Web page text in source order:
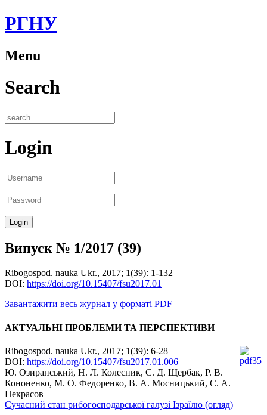
РГНУ
Menu
Search
Login
Випуск № 1/2017 (39)
Ribogospod. nauka Ukr., 2017; 1(39): 1-132
DOI: https://doi.org/10.15407/fsu2017.01
Завантажити весь журнал у форматі PDF
АКТУАЛЬНІ ПРОБЛЕМИ ТА ПЕРСПЕКТИВИ
Ribogospod. nauka Ukr., 2017; 1(39): 6-28
DOI: https://doi.org/10.15407/fsu2017.01.006
Ю. Озиранський, Н. Л. Колесник, С. Д. Щербак, Р. В.
Кононенко, М. О. Федоренко, В. А. Мосницький, С. А.
Некрасов
Сучасний стан рибогосподарської галузі Ізраїлю (огляд)